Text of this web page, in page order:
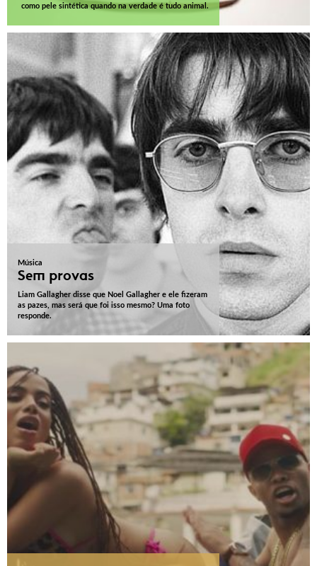
como pele sintética quando na verdade é tudo animal.
Música
Sem provas
Liam Gallagher disse que Noel Gallagher e ele fizeram
as pazes, mas será que foi isso mesmo? Uma foto
responde.